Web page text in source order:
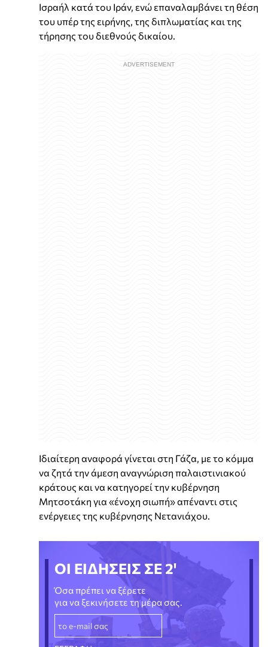
Ισραήλ κατά του Ιράν, ενώ επαναλαμβάνει τη θέση
του υπέρ της ειρήνης, της διπλωματίας και της
τήρησης του διεθνούς δικαίου.
Ιδιαίτερη αναφορά γίνεται στη Γάζα, με το κόμμα
να ζητά την άμεση αναγνώριση παλαιστινιακού
κράτους και να κατηγορεί την κυβέρνηση
Μητσοτάκη για «ένοχη σιωπή» απέναντι στις
ενέργειες της κυβέρνησης Νετανιάχου.
ΟΙ ΕΙΔΗΣΕΙΣ ΣΕ 2'
Όσα πρέπει να ξέρετε
για να ξεκινήσετε τη μέρα σας.